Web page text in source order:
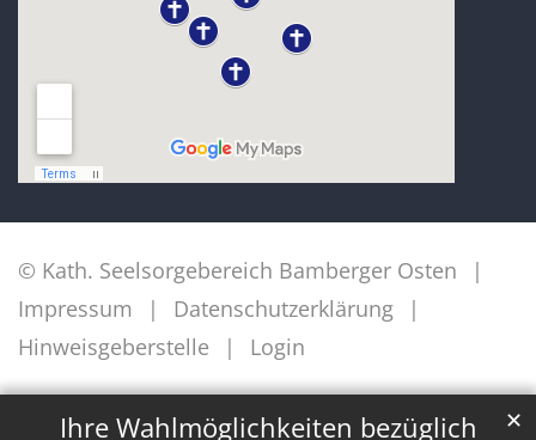
Ihre Wahlmöglichkeiten bezüglich ✕
© Kath. Seelsorgebereich Bamberger Osten
Impressum
Datenschutzerklärung
Hinweisgeberstelle
Login